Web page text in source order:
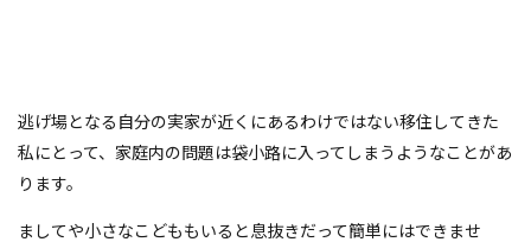
逃げ場となる自分の実家が近くにあるわけではない移住してきた
私にとって、家庭内の問題は袋小路に入ってしまうようなことがあ
ります。
ましてや小さなこどももいると息抜きだって簡単にはできませ